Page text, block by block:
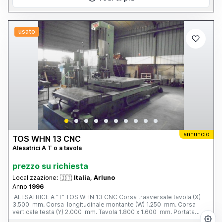
usato
annuncio
TOS WHN 13 CNC
Alesatrici A T o a tavola
prezzo su richiesta
Localizzazione: 🇮🇹 Italia, Arluno
Anno 1996
ALESATRICE A “T” TOS WHN 13 CNC Corsa trasversale tavola (X)
3.500 mm. Corsa longitudinale montante (W) 1.250 mm. Corsa
verticale testa (Y) 2.000 mm. Tavola 1.800 x 1.600 mm. Portata
tavola 12 tonn. Corsa mandrino (Z) 800 mm. Ø mandrino 130 mm.